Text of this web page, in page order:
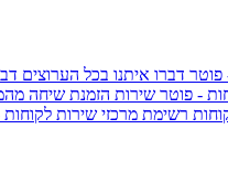
פוטר דברו איתנו בכל הערוצים
- פוטר שירות הזמנת שיחה
רשימת מרכזי שירות